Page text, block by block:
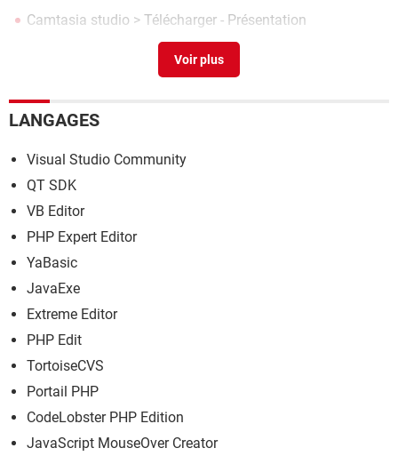
Camtasia studio > Télécharger - Présentation
Dvdvideosoft free studio> Télécharger - TV & Vidéo
LANGAGES
Visual Studio Community
QT SDK
VB Editor
PHP Expert Editor
YaBasic
JavaExe
Extreme Editor
PHP Edit
TortoiseCVS
Portail PHP
CodeLobster PHP Edition
JavaScript MouseOver Creator